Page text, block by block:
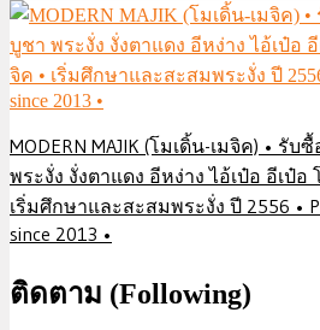
MODERN MAJIK (โมเดิ้น-เมจิค) • รั
พระงั่ง งั่งตาแดง อีหง่าง ไอ้เป๋อ อีเป๋อ
เริ่มศึกษาและสะสมพระงั่ง ปี 2556 •
since 2013 •
ติดตาม (Following)